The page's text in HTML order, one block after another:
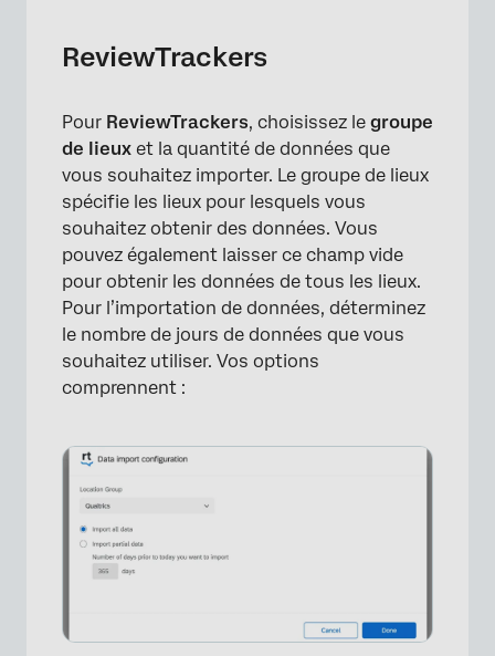
×
ReviewTrackers
Pour ReviewTrackers, choisissez le groupe
de lieux et la quantité de données que
vous souhaitez importer. Le groupe de lieux
spécifie les lieux pour lesquels vous
souhaitez obtenir des données. Vous
pouvez également laisser ce champ vide
pour obtenir les données de tous les lieux.
Pour l’importation de données, déterminez
le nombre de jours de données que vous
souhaitez utiliser. Vos options
comprennent :